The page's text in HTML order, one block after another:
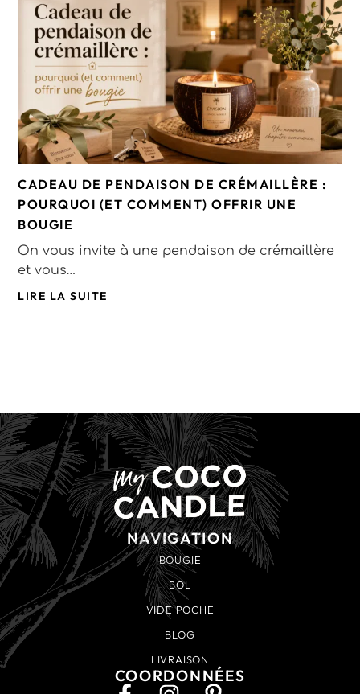
CADEAU DE PENDAISON DE CRÉMAILLÈRE :
POURQUOI (ET COMMENT) OFFRIR UNE
BOUGIE
On vous invite à une pendaison de crémaillère
et vous…
LIRE LA SUITE
NAVIGATION
BOUGIE
BOL
VIDE POCHE
BLOG
LIVRAISON
COORDONNÉES